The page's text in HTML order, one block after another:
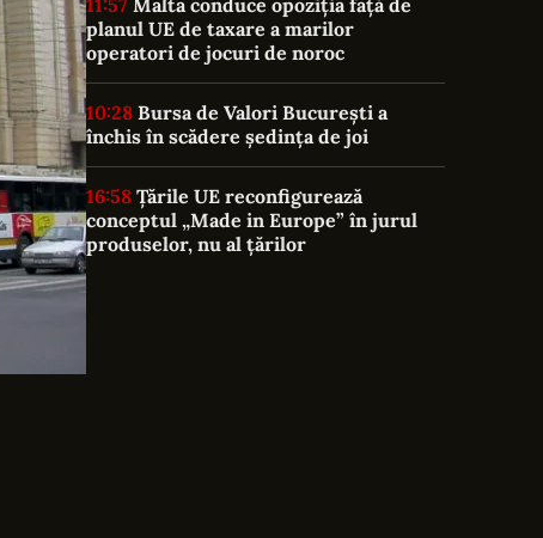
11:57
planul UE de taxare a marilor
operatori de jocuri de noroc
10:28
închis în scădere ședința de joi
16:58
conceptul „Made in Europe” în jurul
produselor, nu al țărilor